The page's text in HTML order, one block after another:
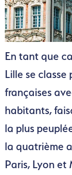
En tant que
Lille se classe
françaises
habitants,
la plus
la quatrième
Paris, Lyon et